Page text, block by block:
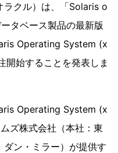
クル）は、「Solaris o
タベース製品の最新版
Operating System (x
始することを発表しま
Operating System (x
ズ株式会社（本社：東
ン・ミラー）が提供す